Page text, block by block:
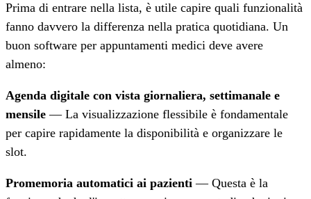
Prima di entrare nella lista, è utile capire quali funzionalità
fanno davvero la differenza nella pratica quotidiana. Un
buon software per appuntamenti medici deve avere
almeno:
Agenda digitale con vista giornaliera, settimanale e
mensile — La visualizzazione flessibile è fondamentale
per capire rapidamente la disponibilità e organizzare le
slot.
Promemoria automatici ai pazienti — Questa è la